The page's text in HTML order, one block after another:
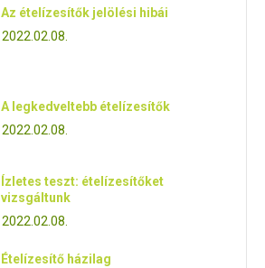
Az ételízesítők jelölési hibái
2022.02.08.
A legkedveltebb ételízesítők
2022.02.08.
Ízletes teszt: ételízesítőket
vizsgáltunk
2022.02.08.
Ételízesítő házilag